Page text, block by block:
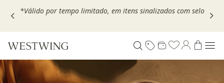
Escolha seu VOUCHER e ganhe até 30% OFF*: useMOVEL30,